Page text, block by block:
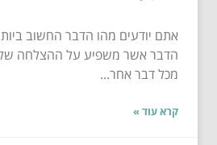
אתם יודעים מהו הדבר החשוב
הדבר אשר משפיע על ההצלחה של
מכל דבר אחר...
קרא עוד »